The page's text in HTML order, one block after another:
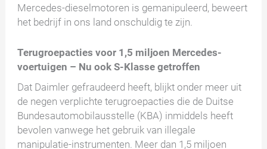
Mercedes-dieselmotoren is gemanipuleerd, beweert
het bedrijf in ons land onschuldig te zijn.
Terugroepacties voor 1,5 miljoen Mercedes-
voertuigen – Nu ook S-Klasse getroffen
Dat Daimler gefraudeerd heeft, blijkt onder meer uit
de negen verplichte terugroepacties die de Duitse
Bundesautomobilausstelle (KBA) inmiddels heeft
bevolen vanwege het gebruik van illegale
manipulatie-instrumenten. Meer dan 1,5 miljoen